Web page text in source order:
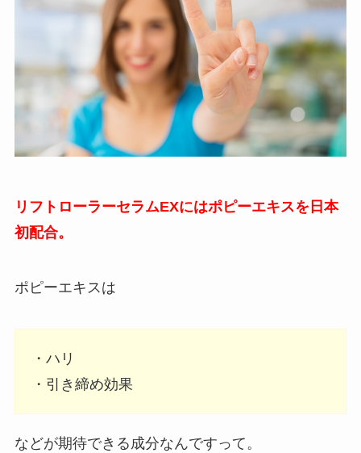
リフトローラーセラムEXにはポピーエキスを日本
初配合。
ポピーエキスは
・ハリ
・引き締め効果
などが期待できる成分なんですって。